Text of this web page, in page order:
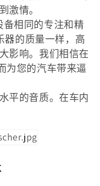
激情。
备相同的专注和精
器的质量一样，高
影响。我们相信在
为您的汽车带来逼
平的音质。在车内